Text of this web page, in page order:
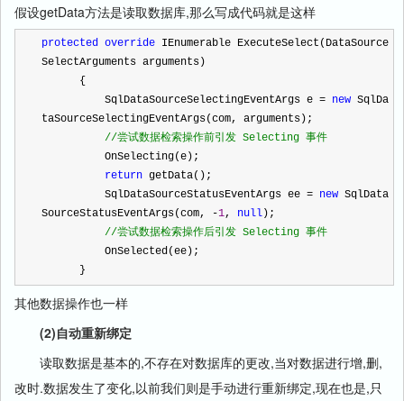
假设getData方法是读取数据库,那么写成代码就是这样
protected override IEnumerable ExecuteSelect(DataSource
SelectArguments arguments)
      {
          SqlDataSourceSelectingEventArgs e
= new SqlDa
taSourceSelectingEventArgs(com, arguments);
//尝试数据检索操作前引发 Selecting 事件
          OnSelecting(e);
return getData();
          SqlDataSourceStatusEventArgs ee
= new SqlData
SourceStatusEventArgs(com,
-1, null );
//尝试数据检索操作后引发 Selecting 事件
          OnSelected(ee);
      }
其他数据操作也一样
(2)自动重新绑定
读取数据是基本的,不存在对数据库的更改,当对数据进行增,删,
改时.数据发生了变化,以前我们则是手动进行重新绑定,现在也是,只